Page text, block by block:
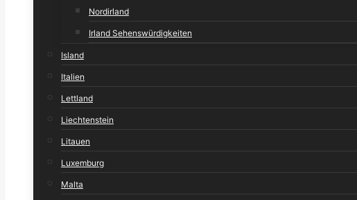
Nordirland
Irland Sehenswürdigkeiten
Island
Italien
Lettland
Liechtenstein
Litauen
Luxemburg
Malta